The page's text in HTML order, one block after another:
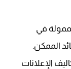
في
الممكن.
الإعلانات